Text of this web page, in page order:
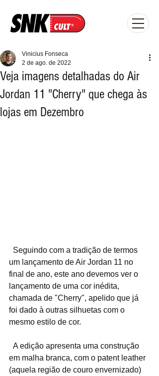
Veja imagens detalhadas do Air
Jordan 11 "Cherry" que chega às
lojas em Dezembro
Vinicius Fonseca
2 de ago. de 2022
um lançamento de Air Jordan 11 no
final de ano, este ano devemos ver o
lançamento de uma cor inédita,
chamada de "Cherry", apelido que já
foi dado à outras silhuetas com o
mesmo estilo de cor.
em malha branca, com o patent leather
(aquela região de couro envernizado)